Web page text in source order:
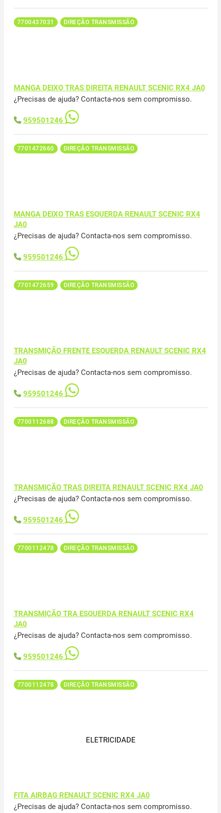
7700437031 DIREÇÃO TRANSMISSÃO
MANGA DEIXO TRAS DIREITA RENAULT SCENIC RX4 JA0
¿Precisas de ajuda? Contacta-nos sem compromisso.
959501246
7701472660 DIREÇÃO TRANSMISSÃO
MANGA DEIXO TRAS ESQUERDA RENAULT SCENIC RX4
JA0
¿Precisas de ajuda? Contacta-nos sem compromisso.
959501246
7701472659 DIREÇÃO TRANSMISSÃO
TRANSMIÇÃO FRENTE ESQUERDA RENAULT SCENIC RX4
JA0
¿Precisas de ajuda? Contacta-nos sem compromisso.
959501246
7700112688 DIREÇÃO TRANSMISSÃO
TRANSMIÇÃO TRAS DIREITA RENAULT SCENIC RX4 JA0
¿Precisas de ajuda? Contacta-nos sem compromisso.
959501246
7700112478 DIREÇÃO TRANSMISSÃO
TRANSMIÇÃO TRA ESQUERDA RENAULT SCENIC RX4
JA0
¿Precisas de ajuda? Contacta-nos sem compromisso.
959501246
7700112478 DIREÇÃO TRANSMISSÃO
ELETRICIDADE
FITA AIRBAG RENAULT SCENIC RX4 JA0
¿Precisas de ajuda? Contacta-nos sem compromisso.